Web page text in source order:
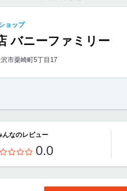
ョップ
バニーファミリー
市粟崎町5丁目17
んなのレビュー
0.0